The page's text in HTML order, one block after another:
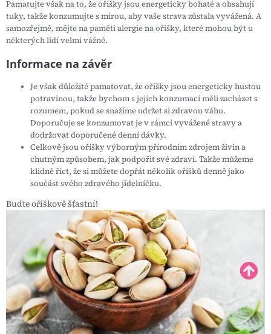
Pamatujte však na to, že oříšky jsou energeticky bohaté a obsahují
tuky, takže konzumujte s mírou, aby vaše strava zůstala vyvážená. A
samozřejmě, mějte na paměti alergie na oříšky, které mohou být u
některých lidí velmi vážné.
Informace na závěr
Je však důležité pamatovat, že oříšky jsou energeticky hustou
potravinou, takže bychom s jejich konzumací měli zacházet s
rozumem, pokud se snažíme udržet si zdravou váhu.
Doporučuje se konzumovat je v rámci vyvážené stravy a
dodržovat doporučené denní dávky.
Celkově jsou oříšky výborným přírodním zdrojem živin a
chutným způsobem, jak podpořit své zdraví. Takže můžeme
klidně říct, že si můžete dopřát několik oříšků denně jako
součást svého zdravého jídelníčku.
Buďte oříškově šťastní!